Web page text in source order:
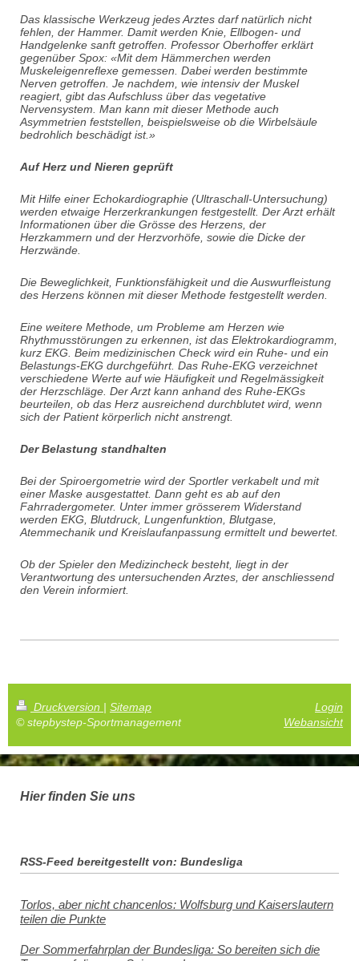
Das klassische Werkzeug jedes Arztes darf natürlich nicht
fehlen, der Hammer. Damit werden Knie, Ellbogen- und
Handgelenke sanft getroffen. Professor Oberhoffer erklärt
gegenüber Spox: «Mit dem Hämmerchen werden
Muskeleigenreflexe gemessen. Dabei werden bestimmte
Nerven getroffen. Je nachdem, wie intensiv der Muskel
reagiert, gibt das Aufschluss über das vegetative
Nervensystem. Man kann mit dieser Methode auch
Asymmetrien feststellen, beispielsweise ob die Wirbelsäule
bedrohlich beschädigt ist.»
Auf Herz und Nieren geprüft
Mit Hilfe einer Echokardiographie (Ultraschall-Untersuchung)
werden etwaige Herzerkrankungen festgestellt. Der Arzt erhält
Informationen über die Grösse des Herzens, der
Herzkammern und der Herzvorhöfe, sowie die Dicke der
Herzwände.
Die Beweglichkeit, Funktionsfähigkeit und die Auswurfleistung
des Herzens können mit dieser Methode festgestellt werden.
Eine weitere Methode, um Probleme am Herzen wie
Rhythmusstörungen zu erkennen, ist das Elektrokardiogramm,
kurz EKG. Beim medizinischen Check wird ein Ruhe- und ein
Belastungs-EKG durchgeführt. Das Ruhe-EKG verzeichnet
verschiedene Werte auf wie Häufigkeit und Regelmässigkeit
der Herzschläge. Der Arzt kann anhand des Ruhe-EKGs
beurteilen, ob das Herz ausreichend durchblutet wird, wenn
sich der Patient körperlich nicht anstrengt.
Der Belastung standhalten
Bei der Spiroergometrie wird der Sportler verkabelt und mit
einer Maske ausgestattet. Dann geht es ab auf den
Fahrradergometer. Unter immer grösserem Widerstand
werden EKG, Blutdruck, Lungenfunktion, Blutgase,
Atemmechanik und Kreislaufanpassung ermittelt und bewertet.
Ob der Spieler den Medizincheck besteht, liegt in der
Verantwortung des untersuchenden Arztes, der anschliessend
den Verein informiert.
Druckversion | Sitemap
© stepbystep-Sportmanagement
Login
Webansicht
Hier finden Sie uns
RSS-Feed bereitgestellt von: Bundesliga
Torlos, aber nicht chancenlos: Wolfsburg und Kaiserslautern
teilen die Punkte
Der Sommerfahrplan der Bundesliga: So bereiten sich die